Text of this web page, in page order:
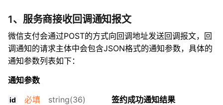
1、服务商接收回调通知报文
微信支付会通过POST的方式向回调地址发送回调报文，回
调通知的请求主体中会包含JSON格式的通知参数，具体的
通知参数列表如下：
通知参数
id 必填 string(36) 签约成功通知结果